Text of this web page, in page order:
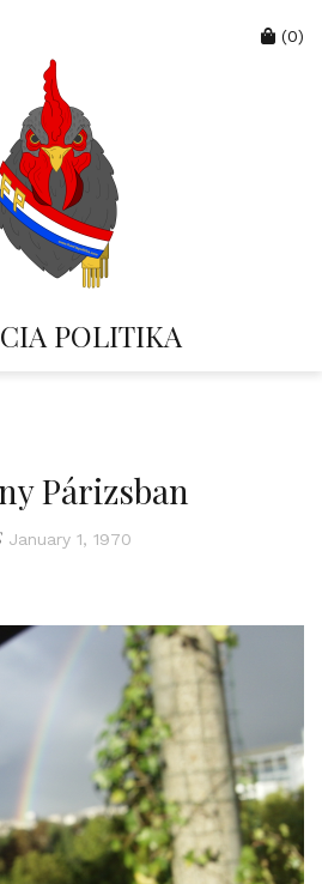
POLITIKA
Cart
(0)
Párizsban
January 1, 1970